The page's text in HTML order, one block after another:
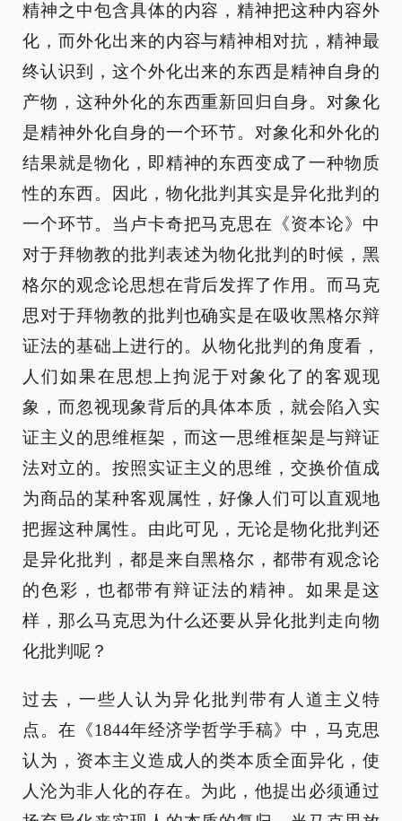
精神之中包含具体的内容，精神把这种内容外
化，而外化出来的内容与精神相对抗，精神最
终认识到，这个外化出来的东西是精神自身的
产物，这种外化的东西重新回归自身。对象化
是精神外化自身的一个环节。对象化和外化的
结果就是物化，即精神的东西变成了一种物质
性的东西。因此，物化批判其实是异化批判的
一个环节。当卢卡奇把马克思在《资本论》中
对于拜物教的批判表述为物化批判的时候，黑
格尔的观念论思想在背后发挥了作用。而马克
思对于拜物教的批判也确实是在吸收黑格尔辩
证法的基础上进行的。从物化批判的角度看，
人们如果在思想上拘泥于对象化了的客观现
象，而忽视现象背后的具体本质，就会陷入实
证主义的思维框架，而这一思维框架是与辩证
法对立的。按照实证主义的思维，交换价值成
为商品的某种客观属性，好像人们可以直观地
把握这种属性。由此可见，无论是物化批判还
是异化批判，都是来自黑格尔，都带有观念论
的色彩，也都带有辩证法的精神。如果是这
样，那么马克思为什么还要从异化批判走向物
化批判呢？
过去，一些人认为异化批判带有人道主义特
点。在《1844年经济学哲学手稿》中，马克思
认为，资本主义造成人的类本质全面异化，使
人沦为非人化的存在。为此，他提出必须通过